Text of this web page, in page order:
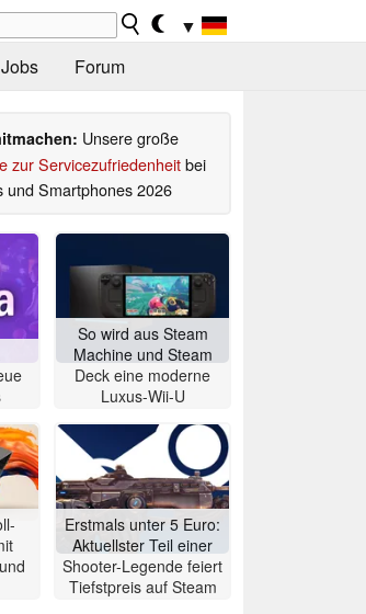
▼
Jobs Forum
Unsere große
zur Servicezufriedenheitbei
und Smartphones 2026
So wird aus Steam
Machine und Steam
Deck eine moderne
Luxus-Wii-U
Erstmals unter 5 Euro:
Aktuellster Teil einer
Shooter-Legende feiert
Tiefstpreis auf Steam